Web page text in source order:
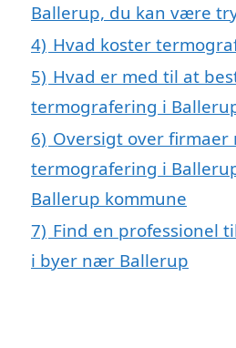
Ballerup, du kan være
4) Hvad koster
5) Hvad er med til at
termografering i
6) Oversigt over firmaer
termografering i
Ballerup kommune
7) Find en professionel
i byer nær Ballerup